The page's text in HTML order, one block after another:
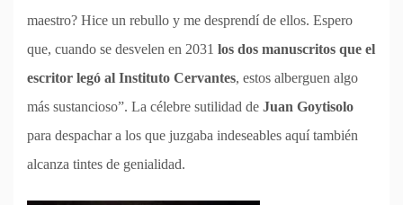
maestro? Hice un rebullo y me desprendí de ellos. Espero
que, cuando se desvelen en 2031 los dos manuscritos que el
escritor legó al Instituto Cervantes, estos alberguen algo
más sustancioso”. La célebre sutilidad de Juan Goytisolo
para despachar a los que juzgaba indeseables aquí también
alcanza tintes de genialidad.